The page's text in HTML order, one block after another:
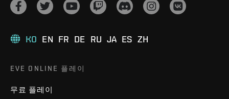
KO EN FR DE RU JA ES ZH
EVE ONLINE 플레이
무료 플레이